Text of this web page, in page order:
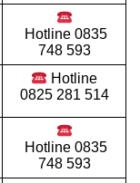
Hotline 0835
748 593
Hotline
0825 281 514
Hotline 0835
748 593